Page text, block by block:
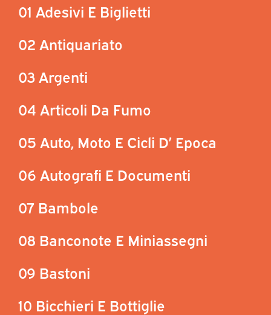
01 Adesivi E Biglietti
02 Antiquariato
03 Argenti
04 Articoli Da Fumo
05 Auto, Moto E Cicli D’ Epoca
06 Autografi E Documenti
07 Bambole
08 Banconote E Miniassegni
09 Bastoni
10 Bicchieri E Bottiglie